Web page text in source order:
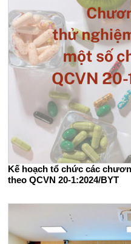
Kế hoạch tổ chức các
theo QCVN 20-1:2024/BYT